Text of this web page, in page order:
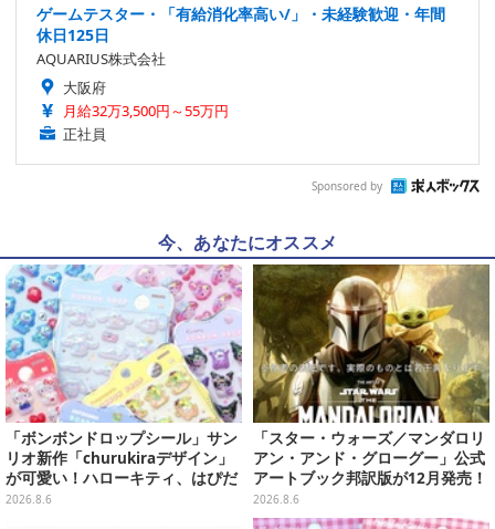
ゲームテスター・「有給消化率高い/」・未経験歓迎・年間
休日125日
AQUARIUS株式会社
大阪府
月給32万3,500円～55万円
正社員
Sponsored by
今、あなたにオススメ
「ボンボンドロップシール」サン
リオ新作「churukiraデザイン」
が可愛い！ハローキティ、はぴだ
んぶいなど全8種類が順次展開
2026.8.6
「スター・ウォーズ／マンダロリ
アン・アンド・グローグー」公式
アートブック邦訳版が12月発売！
映画のコンセプトアートやスケッ
チを掲載
2026.8.6